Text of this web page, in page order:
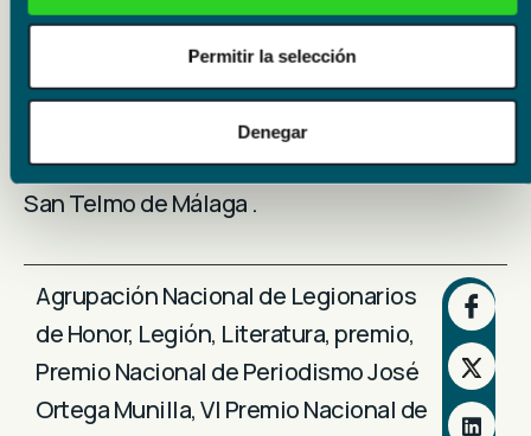
Permitir la selección
Denegar
de la Agrupación Nacional de Legionarios de
Honor; Cristina Rico, directora de División de
Actividades, de la Fundación Unicaja; y Álvaro
Mendiola, embajador de la Marca Ejército y
miembro de la Academia de Bellas Artes de
San Telmo de Málaga .
Agrupación Nacional de Legionarios
de Honor, Legión, Literatura, premio,
Premio Nacional de Periodismo José
Ortega Munilla,VI Premio Nacional de